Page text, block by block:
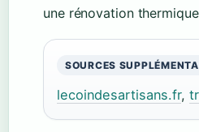
une rénovation
SOURCES
lecoindesartisans.fr,